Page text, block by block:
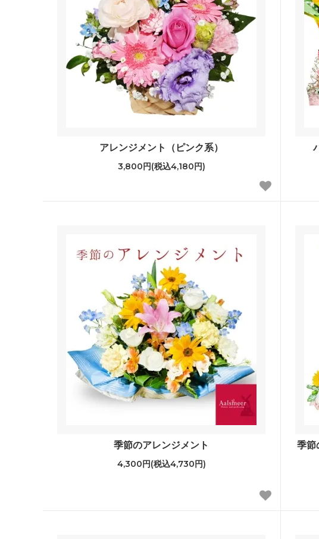
アレンジメント（ピンク系）
3,800円(税込4,180円)
季節のアレンジメント
4,300円(税込4,730円)
季節